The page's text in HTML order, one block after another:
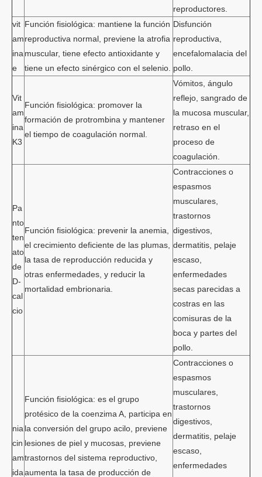
reproductores.
vit
am
ina
e
Función fisiológica: mantiene la función
reproductiva normal, previene la atrofia
muscular, tiene efecto antioxidante y
tiene un efecto sinérgico con el selenio.
Disfunción
reproductiva,
encefalomalacia del
pollo.
Vit
am
ina
K3
Función fisiológica: promover la
formación de protrombina y mantener
el tiempo de coagulación normal.
Vómitos, ángulo
reflejo, sangrado de
la mucosa muscular,
retraso en el
proceso de
coagulación.
Pa
nto
ten
ato
de
D-
cal
cio
Función fisiológica: prevenir la anemia,
el crecimiento deficiente de las plumas,
la tasa de reproducción reducida y
otras enfermedades, y reducir la
mortalidad embrionaria.
Contracciones o
espasmos
musculares,
trastornos
digestivos,
dermatitis, pelaje
escaso,
enfermedades
secas parecidas a
costras en las
comisuras de la
boca y partes del
pollo.
nia
cin
am
ida
Función fisiológica: es el grupo
protésico de la coenzima A, participa en
la conversión del grupo acilo, previene
lesiones de piel y mucosas, previene
trastornos del sistema reproductivo,
aumenta la tasa de producción de
Contracciones o
espasmos
musculares,
trastornos
digestivos,
dermatitis, pelaje
escaso,
enfermedades